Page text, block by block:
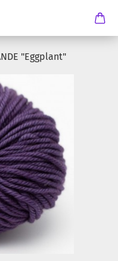
"Eggplant"